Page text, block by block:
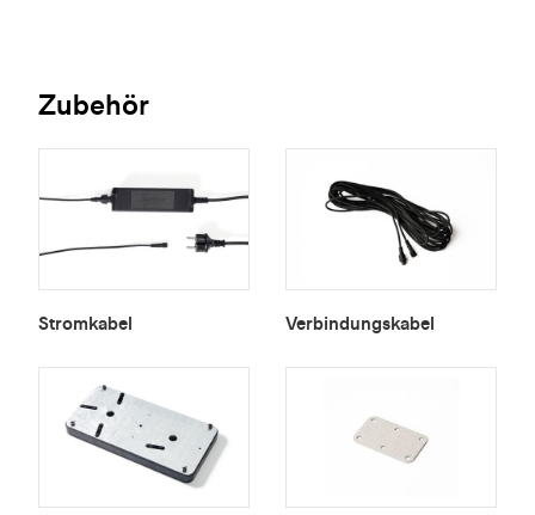
Zubehör
Stromkabel Verbindungskabel